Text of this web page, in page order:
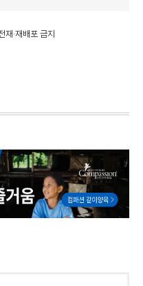
·재배포 금지